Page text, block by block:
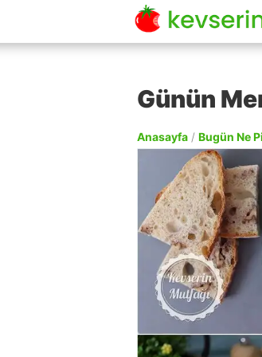
Günün
Anasayfa / Bugün Ne